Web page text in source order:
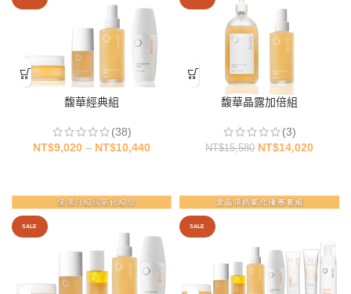
SALE
馥華經典組
(38)
NT$9,020 – NT$10,440
SALE
馥華晶露加倍組
(3)
NT$15,580 NT$14,020